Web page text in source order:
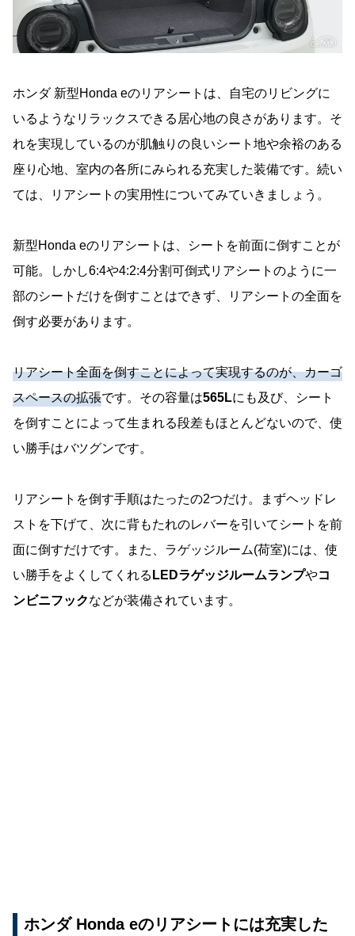
ホンダ 新型Honda eのリアシートは、自宅のリビングに
いるようなリラックスできる居心地の良さがあります。そ
れを実現しているのが肌触りの良いシート地や余裕のある
座り心地、室内の各所にみられる充実した装備です。続い
ては、リアシートの実用性についてみていきましょう。
新型Honda eのリアシートは、シートを前面に倒すことが
可能。しかし6:4や4:2:4分割可倒式リアシートのように一
部のシートだけを倒すことはできず、リアシートの全面を
倒す必要があります。
リアシート全面を倒すことによって実現するのが、カーゴ
スペースの拡張です。その容量は565Lにも及び、シート
を倒すことによって生まれる段差もほとんどないので、使
い勝手はバツグンです。
リアシートを倒す手順はたったの2つだけ。まずヘッドレ
ストを下げて、次に背もたれのレバーを引いてシートを前
面に倒すだけです。また、ラゲッジルーム(荷室)には、使
い勝手をよくしてくれる LEDラゲッジルームランプやコ
ンビニフックなどが装備されています。
ホンダ Honda eのリアシートには充実した